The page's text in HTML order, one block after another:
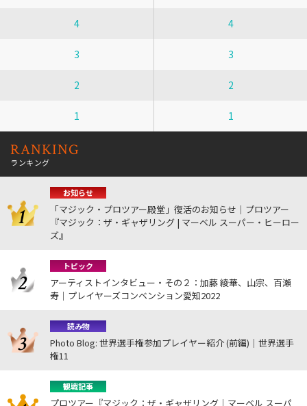
4 4
3 3
2 2
1 1
RANKING
ランキング
お知らせ
「マジック・プロツアー殿堂」復活のお知らせ｜プロツアー
『マジック：ザ・ギャザリング | マーベル スーパー・ヒーロー
ズ』
トピック
アーティストインタビュー・その２：加藤 綾華、山宗、百瀬
寿｜プレイヤーズコンベンション愛知2022
読み物
Photo Blog: 世界選手権参加プレイヤー紹介 (前編)｜世界選手
権11
観戦記事
プロツアー『マジック：ザ・ギャザリング｜マーベル スーパ